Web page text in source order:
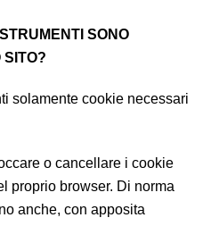
SONO
SITO?
solamente cookie necessari
o cancellare i cookie
proprio browser. Di norma
anche, con apposita